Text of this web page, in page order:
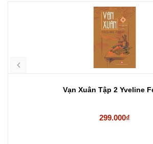
Vạn Xuân Tập 2 Yveline
299.000₫